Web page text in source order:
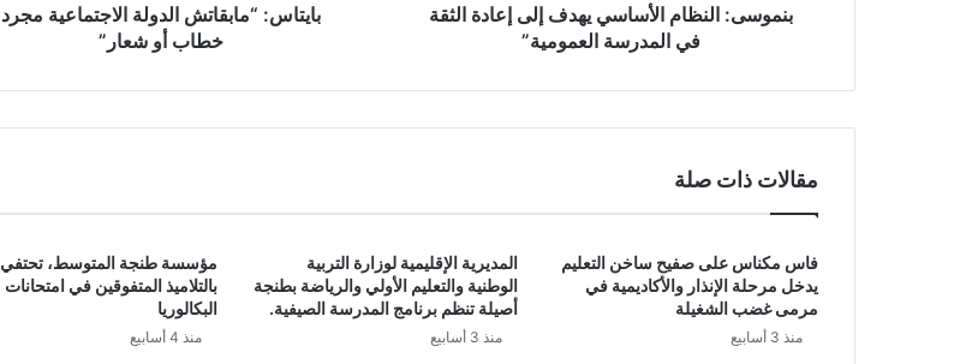
بنموسى: النظام الأساسي يهدف إلى إعادة الثقة
في المدرسة العمومية”
بايتاس: “مابقاتش الدولة الاجتماعية مجرد
خطاب أو شعار”
مقالات ذات صلة
فاس مكناس على صفيح ساخن التعليم
يدخل مرحلة الإنذار والأكاديمية في
مرمى غضب الشغيلة
منذ 3 أسابيع
المديرية الإقليمية لوزارة التربية
الوطنية والتعليم الأولي والرياضة بطنجة
أصيلة تنظم برنامج المدرسة الصيفية.
منذ 3 أسابيع
مؤسسة طنجة المتوسط، تحتفي
بالتلاميذ المتفوقين في امتحانات
البكالوريا
منذ 4 أسابيع